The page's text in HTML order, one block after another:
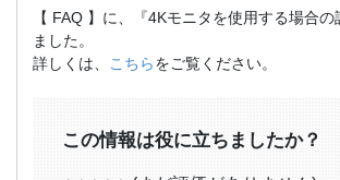
【 FAQ 】に、『4Kモニタを使用する場合
ました。
詳しくは、
こちらをご覧ください。
この情報は役に立ちましたか？